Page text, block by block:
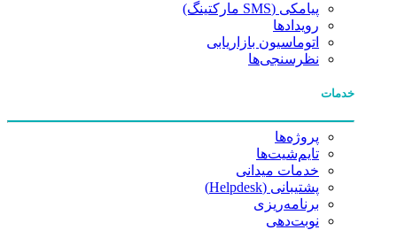
پیامکی (SMS مارکتینگ)
رویدادها
اتوماسیون بازاریابی
نظرسنجی‌ها
خدمات
پروژه‌ها
تایم‌شیت‌ها
خدمات میدانی
پشتیبانی (Helpdesk)
برنامه‌ریزی
نوبت‌دهی